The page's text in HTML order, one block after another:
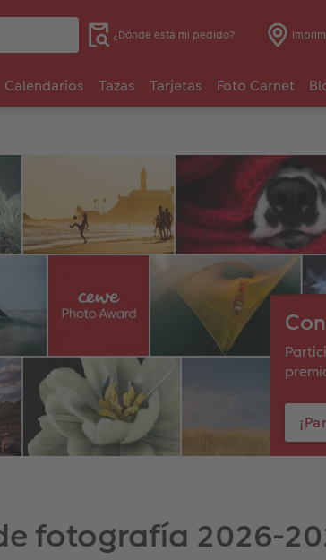
¿Dónde está mi pedido?
Calendarios Tazas Tarjetas Foto Carnet
fotografía 2026-